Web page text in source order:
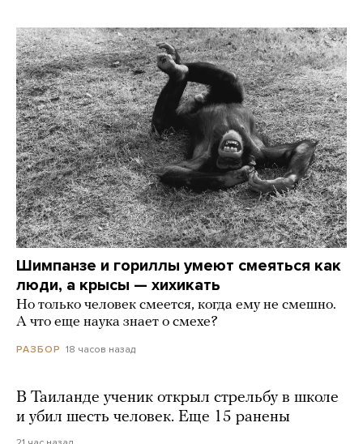
Шимпанзе и гориллы умеют смеяться как
люди, а крысы — хихикать
Но только человек смеется, когда ему не смешно.
А что еще наука знает о смехе?
РАЗБОР 18 часов назад
В Таиланде ученик открыл стрельбу в школе
и убил шесть человек. Еще 15 ранены